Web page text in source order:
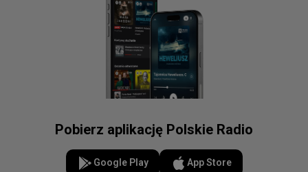
Pobierz aplikację Polskie Radio
Google Play App Store